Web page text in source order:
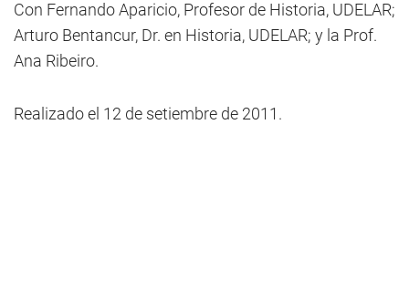
Con Fernando Aparicio, Profesor de Historia, UDELAR;
Arturo Bentancur, Dr. en Historia, UDELAR; y la Prof.
Ana Ribeiro.
Realizado el 12 de setiembre de 2011.